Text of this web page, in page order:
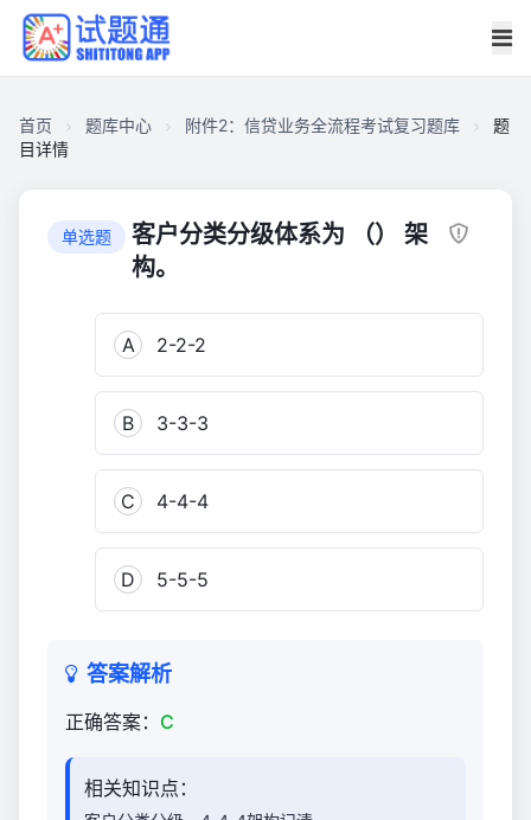
首页 题库中心 附件2：信贷业务全流程考试复习题库
题
目详情
单选题
客户分类分级体系为 （） 架
构。
A 2-2-2
B 3-3-3
C 4-4-4
D 5-5-5
答案解析
正确答案： C
相关知识点：